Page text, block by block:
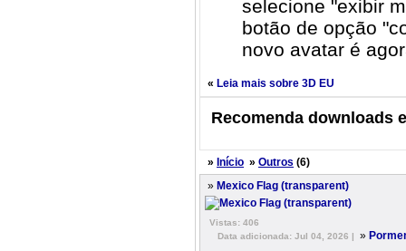
selecione "exibir
botão de opção
novo avatar é
« Leia mais sobre 3D EU
Recomenda downloads
» Início » Outros (6)
» Mexico Flag (transparent)
Vistas: 406
Data adicionada: Jul 04, 2026 |
»